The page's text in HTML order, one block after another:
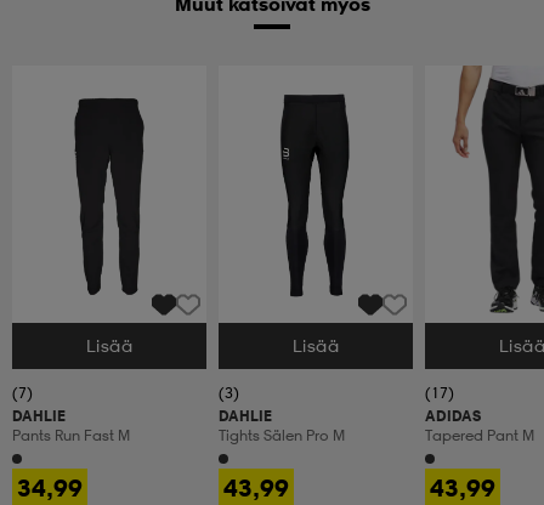
Valitse Koko
Lisää
(7)
DAHLIE
Pants Run Fast M
34,99
Valitse Koko
Lisää
(3)
DAHLIE
Tights Sälen Pro M
43,99
Valitse Koko
(17)
ADIDAS
Tapered Pant M
43,99